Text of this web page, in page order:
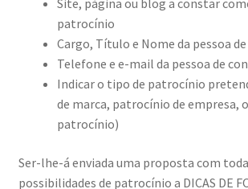
Sobre|Viver
Teste Ring Portraits com 4 imagens
The Best of Celestial Scenes
patrocínio
Cargo, Título e Nome da pessoa
Telefone e e-mail da pessoa de
Indicar o tipo de patrocínio
de marca, patrocínio de empresa,
patrocínio)
Ser-lhe-á enviada uma proposta com
possibilidades de patrocínio a DICAS DE